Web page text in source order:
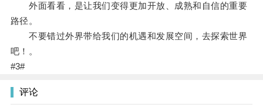
外面看看，是让我们变得更加开放、成熟和自信的重要
路径。
不要错过外界带给我们的机遇和发展空间，去探索世界
吧！。
#3#
评论